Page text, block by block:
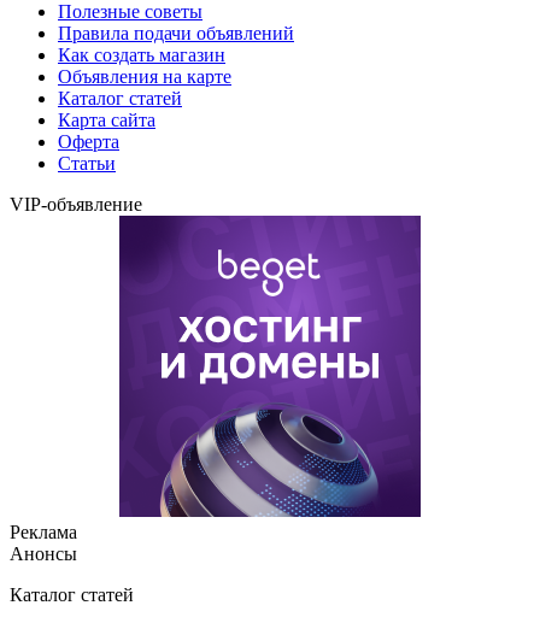
Полезные советы
Правила подачи объявлений
Как создать магазин
Объявления на карте
Каталог статей
Карта сайта
Оферта
Статьи
VIP-объявление
Реклама
Анонсы
Каталог статей